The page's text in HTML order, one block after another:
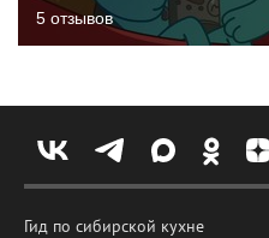
5 отзывов
Гид по сибирской кухне